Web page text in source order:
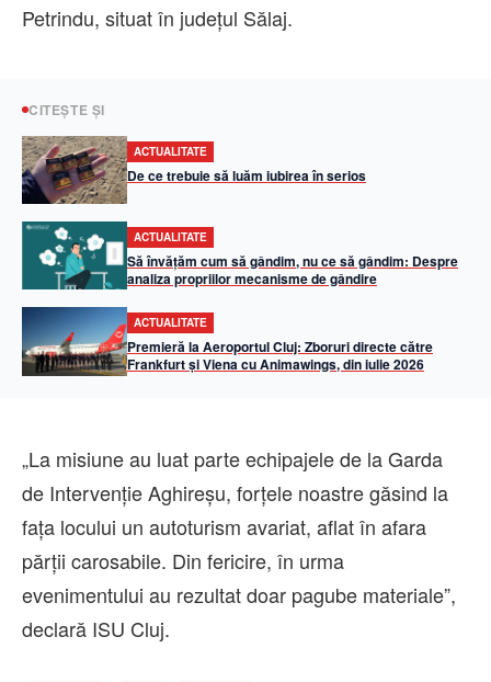
Petrindu, situat în județul Sălaj.
CITEȘTE ȘI
ACTUALITATE
De ce trebuie să luăm iubirea în serios
ACTUALITATE
Să învățăm cum să gândim, nu ce să gândim: Despre
analiza propriilor mecanisme de gândire
ACTUALITATE
Premieră la Aeroportul Cluj: Zboruri directe către
Frankfurt și Viena cu Animawings, din iulie 2026
„La misiune au luat parte echipajele de la Garda
de Intervenție Aghireșu, forțele noastre găsind la
fața locului un autoturism avariat, aflat în afara
părții carosabile. Din fericire, în urma
evenimentului au rezultat doar pagube materiale”,
declară ISU Cluj.